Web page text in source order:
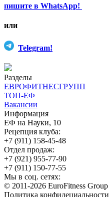
пишите в WhatsApp!
или
Telegram!
Разделы
ЕВРОФИТНЕСГРУПП
ТОП-ЕФ
Вакансии
Информация
ЕФ на Науки, 10
Рецепция клуба:
+7 (911) 158-45-48
Отдел продаж:
+7 (921) 955-77-90
+7 (911) 150-77-55
Мы в соц. сетях:
© 2011-2026 EuroFitness Group
Политика конфидециальности